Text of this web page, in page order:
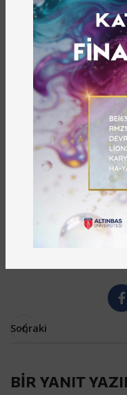
sonra neler
GAFSAD olarak
düşündük. Sağ
destek verdi. 16
sergi oluşturduk.
konuştu.
Küratör Doç. Dr. A.
veren herkese
ülkelerinden,
kendi alanında
akademisyenler ve
bir yardım sergisi
Sonraki
BIR YANIT